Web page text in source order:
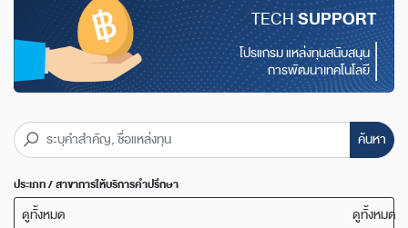
TECHSUPPORT
โปรแกรม แหล่งทุนสนับสนุน
การพัฒนาเทคโนโลยี
ค้นหา
ประเภท / สาขาการให้บริการคำปรึกษา
ดูทั้งหมด ดูทั้งหมด